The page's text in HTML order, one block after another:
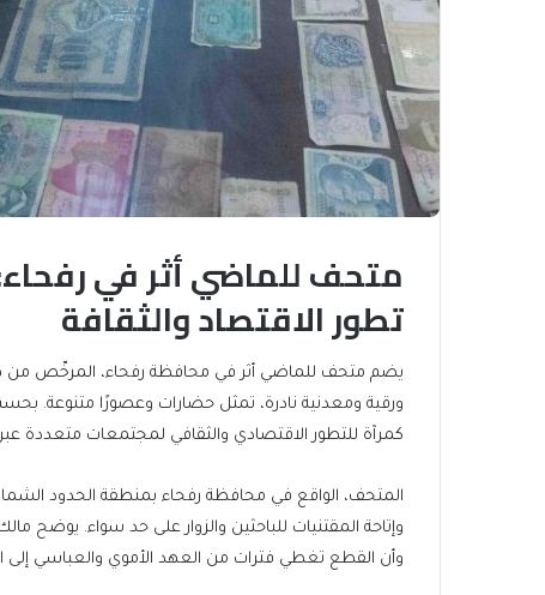
متحف للماضي أثر في
تطور الاقتصاد والثقافة
يضم متحف للماضي أثر في محافظة رفحاء، المرخّص من
ورقية ومعدنية نادرة، تمثل حضارات وعصورًا متنوعة.
كمرآة للتطور الاقتصادي والثقافي لمجتمعات متعددة عبر
المتحف، الواقع في محافظة رفحاء بمنطقة الحدود
وإتاحة المقتنيات للباحثين والزوار على حد سواء.
وأن القطع تغطي فترات من العهد الأموي والعباسي إلى